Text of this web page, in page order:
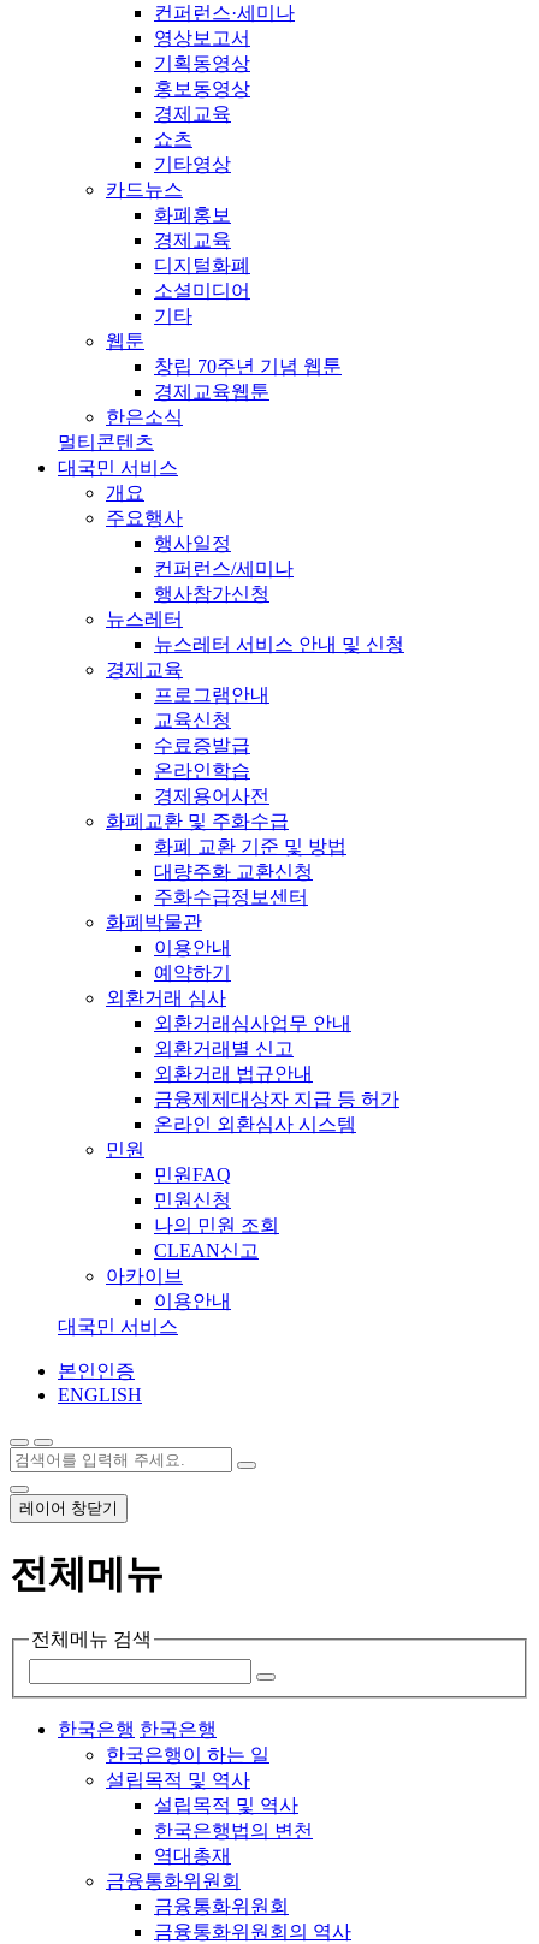
컨퍼런스·세미나
영상보고서
기획동영상
홍보동영상
경제교육
쇼츠
기타영상
카드뉴스
화폐홍보
경제교육
디지털화폐
소셜미디어
기타
웹툰
창립 70주년 기념 웹툰
경제교육웹툰
한은소식
멀티콘텐츠
대국민 서비스
개요
주요행사
행사일정
컨퍼런스/세미나
행사참가신청
뉴스레터
뉴스레터 서비스 안내 및 신청
경제교육
프로그램안내
교육신청
수료증발급
온라인학습
경제용어사전
화폐교환 및 주화수급
화폐 교환 기준 및 방법
대량주화 교환신청
주화수급정보센터
화폐박물관
이용안내
예약하기
외환거래 심사
외환거래심사업무 안내
외환거래별 신고
외환거래 법규안내
금융제제대상자 지급 등 허가
온라인 외환심사 시스템
민원
민원FAQ
민원신청
나의 민원 조회
CLEAN신고
아카이브
이용안내
대국민 서비스
본인인증
ENGLISH
레이어 창닫기
전체메뉴
전체메뉴 검색
한국은행 한국은행
한국은행이 하는 일
설립목적 및 역사
설립목적 및 역사
한국은행법의 변천
역대총재
금융통화위원회
금융통화위원회
금융통화위원회의 역사